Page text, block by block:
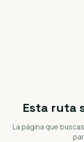
Esta ruta
La página que